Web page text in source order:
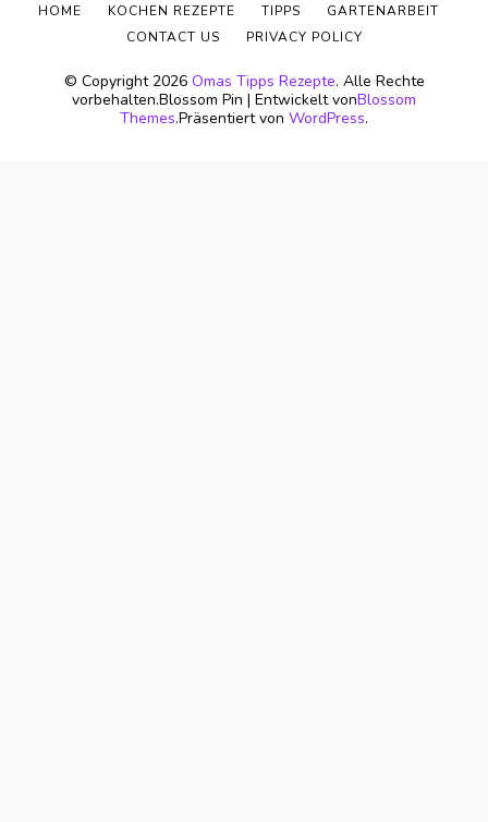
© Copyright 2026 Omas Tipps Rezepte. Alle Rechte
vorbehalten.Blossom Pin | Entwickelt vonBlossom
Themes.Präsentiert von WordPress.
HOME KOCHEN REZEPTE TIPPS
GARTENARBEIT
CONTACT US
PRIVACY POLICY